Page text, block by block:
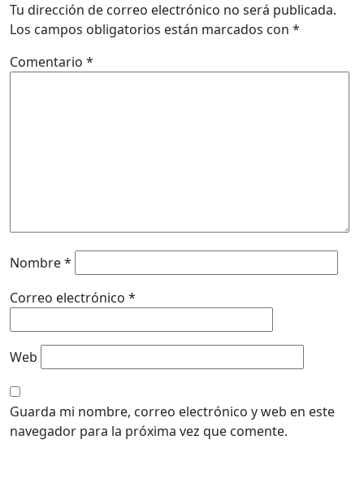
Tu dirección de correo electrónico no será publicada.
Los campos obligatorios están marcados con *
Comentario *
Nombre*
Correo electrónico *
Web
Guarda mi nombre, correo electrónico y web en este
navegador para la próxima vez que comente.